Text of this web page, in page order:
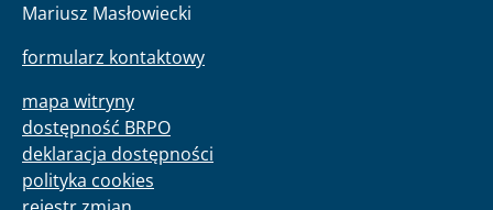
Mariusz Masłowiecki
formularz kontaktowy
mapa witryny
dostępność BRPO
deklaracja dostępności
polityka cookies